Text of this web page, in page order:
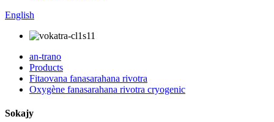
English
an-trano
Products
Fitaovana fanasarahana rivotra
Oxygène fanasarahana rivotra cryogenic
Sokajy